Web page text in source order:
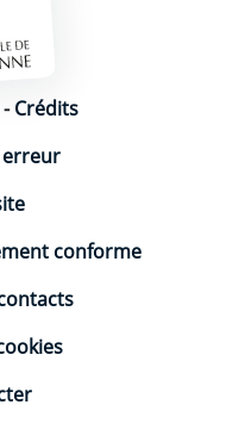
Crédits
erreur
conforme